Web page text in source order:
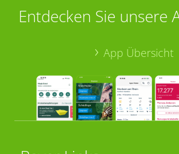
Entdecken Sie unsere
App Übersicht